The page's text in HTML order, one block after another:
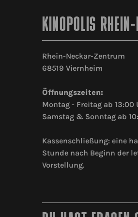
KINOPOLIS RHEIN-
Rhein-Neckar-Zentrum
68519 Viernheim
Öffnungszeiten:
Montag - Freitag ab 13:00
Samstag & Sonntag ab
Kassenschließung: eine
Stunde nach Beginn der
Vorstellung.